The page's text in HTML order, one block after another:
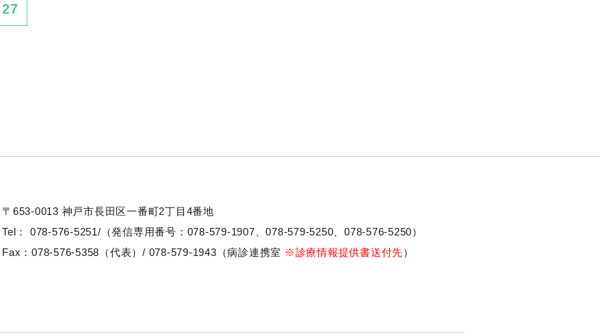
27
〒653-0013 神戸市長田区一番町2丁目4番地
Tel：
078-576-5251/（発信専用番号：078-579-1907、078-579-5250、 078-576-5250）
Fax：078-576-5358（代表）/ 078-579-1943（病診連携室 ※診療情報提供書送付先）